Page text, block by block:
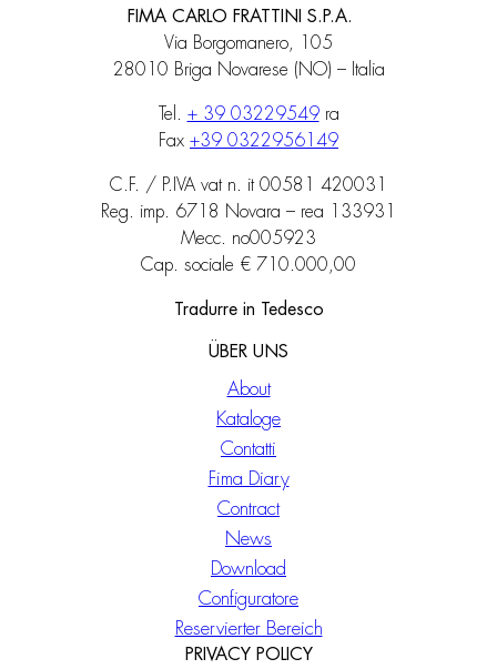
FIMA CARLO FRATTINI S.P.A.
Via Borgomanero, 105
28010 Briga Novarese (NO) – Italia
Tel. + 39 03229549ra
Fax +39 0322956149
C.F. / P.IVA vat n. it 00581 420031
Reg. imp. 6718 Novara – rea 133931
Mecc. no005923
Cap. sociale € 710.000,00
Tradurre in Tedesco
ÜBER UNS
About
Kataloge
Contatti
Fima Diary
Contract
News
Download
Configuratore
Reservierter Bereich
PRIVACY POLICY